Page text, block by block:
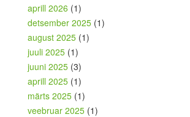
aprill 2026 (1)
detsember 2025 (1)
august 2025 (1)
juuli 2025 (1)
juuni 2025 (3)
aprill 2025 (1)
märts 2025 (1)
veebruar 2025 (1)